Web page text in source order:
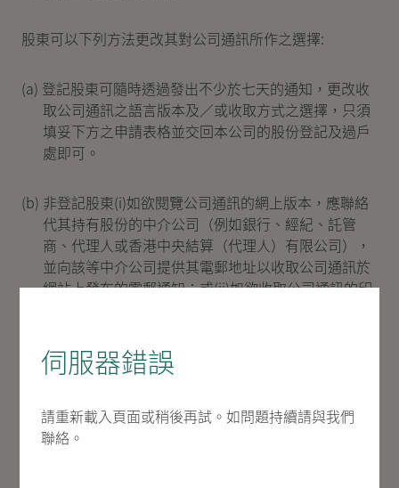
股東可以下列方法更改其對公司通訊所作之選擇:
(a) 登記股東可隨時透過發出不少於七天的通知，更改收
取公司通訊之語言版本及∕或收取方式之選擇，只須
填妥下方之申請表格並交回本公司的股份登記及過戶
處即可。
(b) 非登記股東(i)如欲閱覽公司通訊的網上版本，應聯絡
代其持有股份的中介公司（例如銀行、經紀、託管
商、代理人或香港中央結算（代理人）有限公司），
並向該等中介公司提供其電郵地址以收取公司通訊於
網站上發布的電郵通知；或(ii)如欲收取公司通訊的印
股東收取公司通訊印刷本之要求將持續有效，直至該要求
效（以較早者為準）。
伺服器錯誤
請重新載入頁面或稍後再試。如問題持續請與我們
聯絡。